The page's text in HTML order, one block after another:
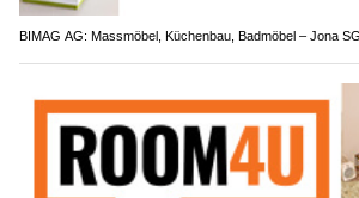
BIMAG AG: Massmöbel, Küchenbau, Badmöbel – Jona